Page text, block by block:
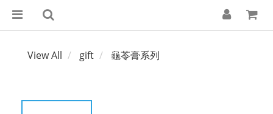
View All gift 龜苓膏系列